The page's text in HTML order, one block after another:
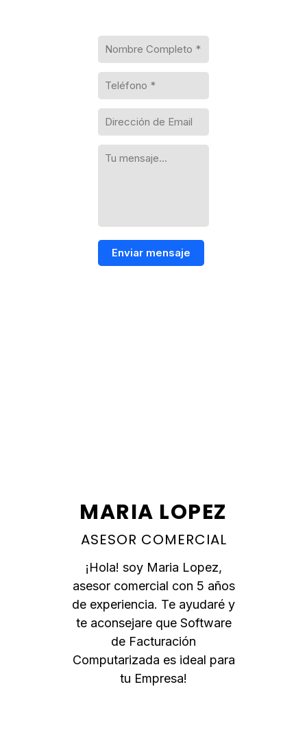
MARIA LOPEZ
ASESOR COMERCIAL
¡Hola! soy Maria Lopez,
asesor comercial con 5 años
de experiencia. Te ayudaré y
te aconsejare que Software
de Facturación
Computarizada es ideal para
tu Empresa!